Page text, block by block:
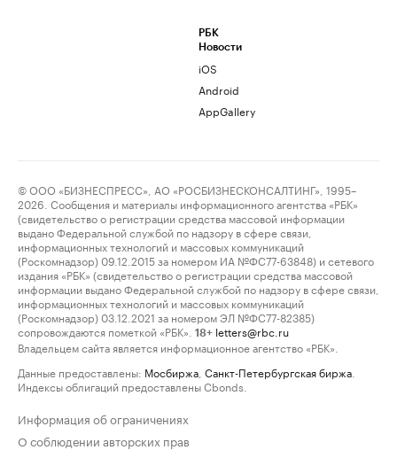
РБК
Новости
iOS
Android
AppGallery
© ООО «БИЗНЕСПРЕСС», АО «РОСБИЗНЕСКОНСАЛТИНГ», 1995–
2026. Сообщения и материалы информационного агентства «РБК»
(свидетельство о регистрации средства массовой информации
выдано Федеральной службой по надзору в сфере связи,
информационных технологий и массовых коммуникаций
(Роскомнадзор) 09.12.2015 за номером ИА №ФС77-63848) и сетевого
издания «РБК» (свидетельство о регистрации средства массовой
информации выдано Федеральной службой по надзору в сфере связи,
информационных технологий и массовых коммуникаций
(Роскомнадзор) 03.12.2021 за номером ЭЛ №ФС77-82385)
сопровождаются пометкой «РБК».
18+ letters@rbc.ru
Владельцем сайта является информационное агентство «РБК».
Данные предоставлены: Мосбиржа Санкт-Петербургская биржа
Индексы облигаций предоставлены Cbonds.
Информация об ограничениях
О соблюдении авторских прав